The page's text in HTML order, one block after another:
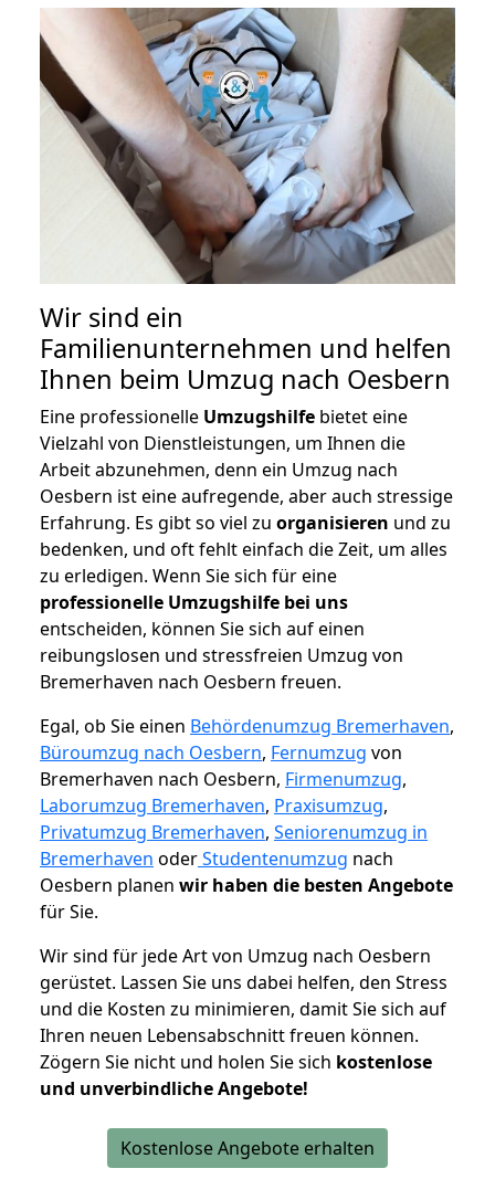
Wir sind ein
Familienunternehmen und helfen
Ihnen beim Umzug nach Oesbern
Eine professionelle Umzugshilfe bietet eine
Vielzahl von Dienstleistungen, um Ihnen die
Arbeit abzunehmen, denn ein Umzug nach
Oesbern ist eine aufregende, aber auch stressige
Erfahrung. Es gibt so viel zu organisieren und zu
bedenken, und oft fehlt einfach die Zeit, um alles
zu erledigen. Wenn Sie sich für eine
professionelle Umzugshilfe bei uns
entscheiden, können Sie sich auf einen
reibungslosen und stressfreien Umzug von
Bremerhaven nach Oesbern freuen.
Egal, ob Sie einen Behördenumzug Bremerhaven,
Büroumzug nach Oesbern, Fernumzug von
Bremerhaven nach Oesbern, Firmenumzug,
Laborumzug Bremerhaven, Praxisumzug,
Privatumzug Bremerhaven, Seniorenumzug in
Bremerhaven oderStudentenumzug nach
Oesbern planen wir haben die besten Angebote
für Sie.
Wir sind für jede Art von Umzug nach Oesbern
gerüstet. Lassen Sie uns dabei helfen, den Stress
und die Kosten zu minimieren, damit Sie sich auf
Ihren neuen Lebensabschnitt freuen können.
Zögern Sie nicht und holen Sie sich kostenlose
und unverbindliche Angebote!
Kostenlose Angebote erhalten